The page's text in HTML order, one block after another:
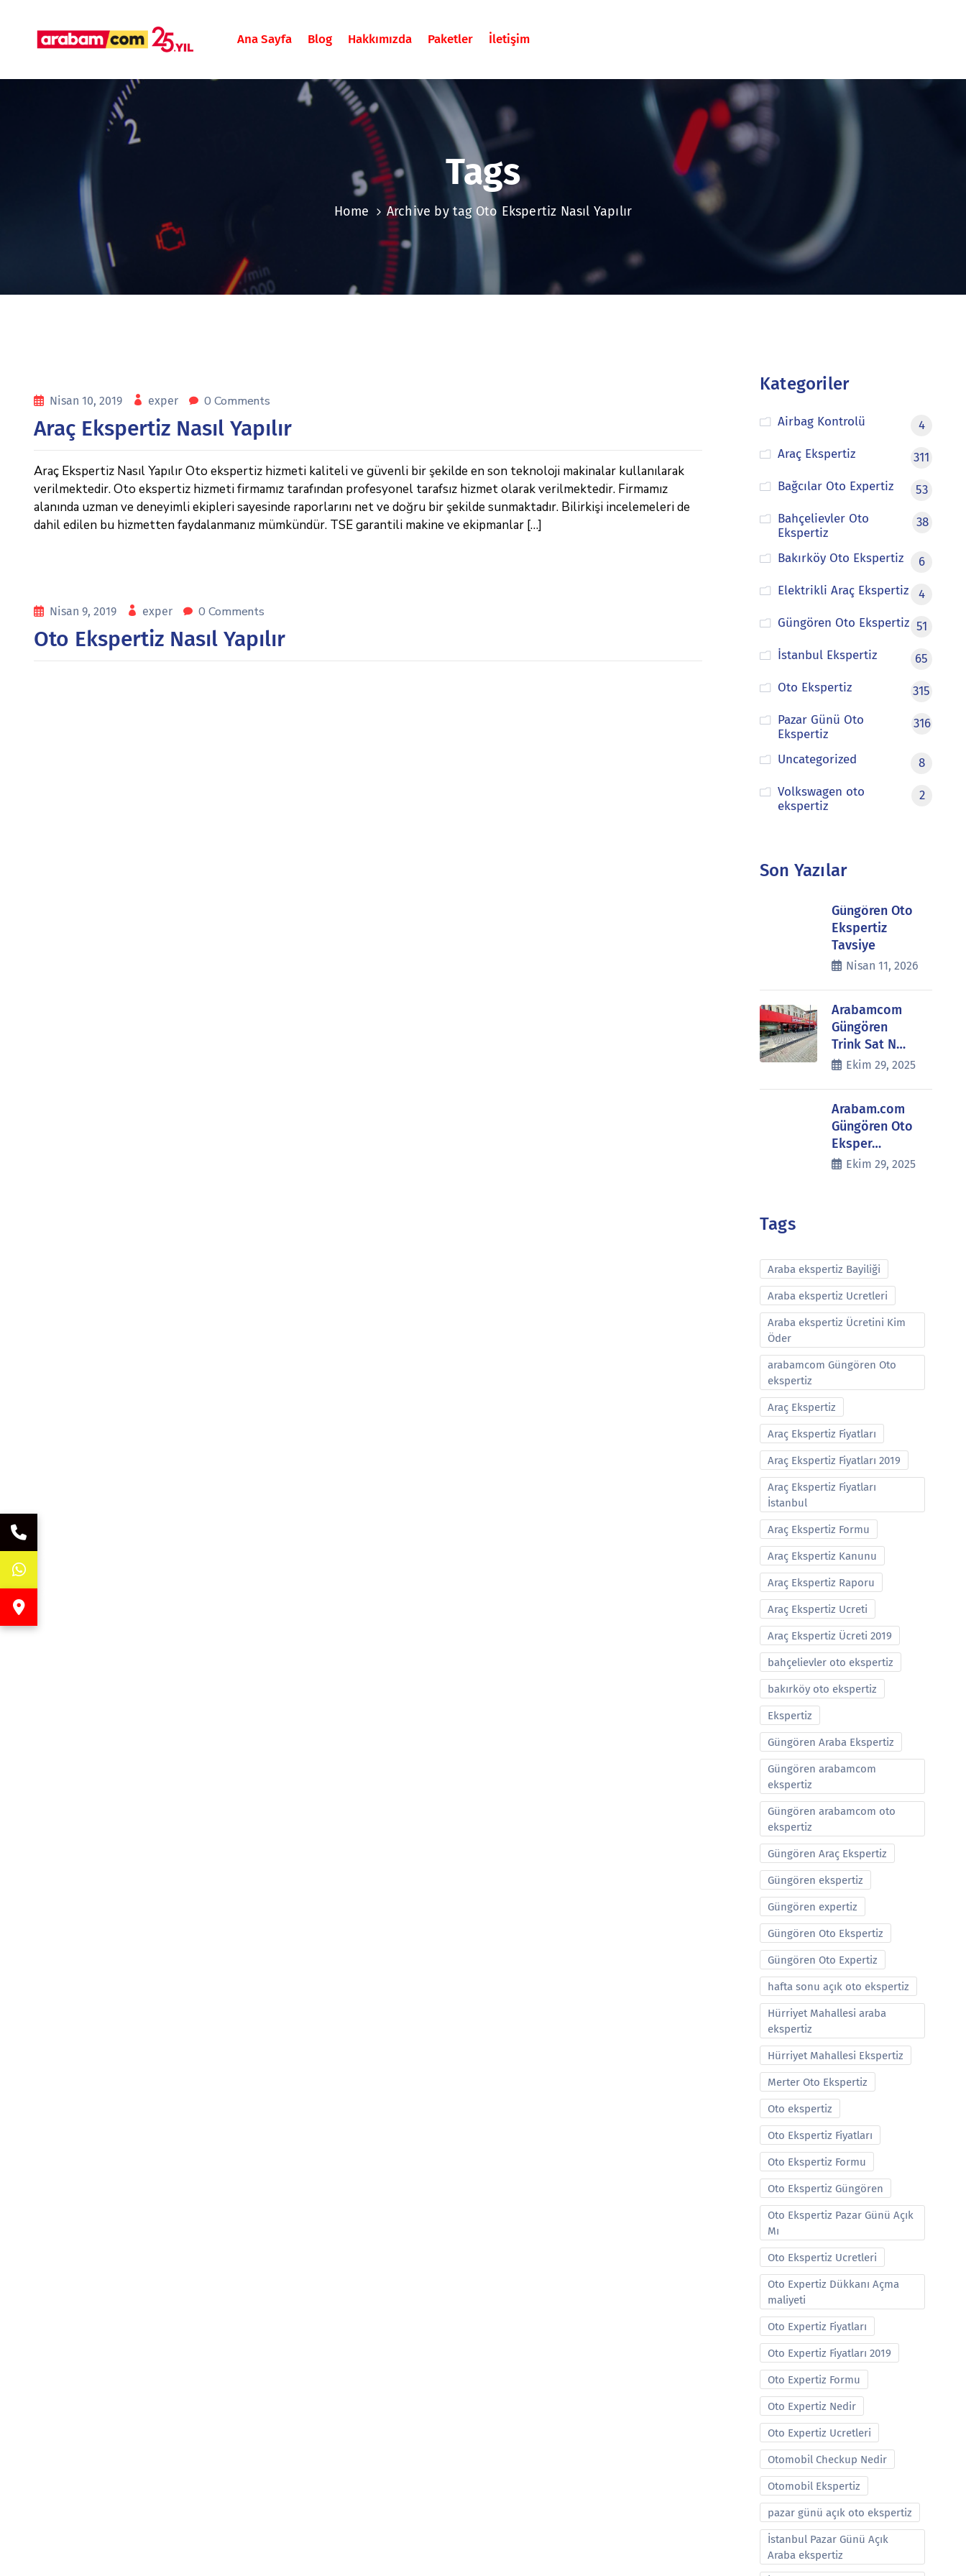
Ana Sayfa Blog Hakkımızda Paketler İletişim
Tags
Home Archive by tag Oto Ekspertiz Nasıl Yapılır
Nisan 10, 2019 exper 0 Comments
Araç Ekspertiz Nasıl Yapılır
Araç Ekspertiz Nasıl Yapılır Oto ekspertiz hizmeti kaliteli ve güvenli bir şekilde en son teknoloji makinalar kullanılarak
verilmektedir. Oto ekspertiz hizmeti firmamız tarafından profesyonel tarafsız hizmet olarak verilmektedir. Firmamız
alanında uzman ve deneyimli ekipleri sayesinde raporlarını net ve doğru bir şekilde sunmaktadır. Bilirkişi incelemeleri de
dahil edilen bu hizmetten faydalanmanız mümkündür. TSE garantili makine ve ekipmanlar […]
Nisan 9, 2019 exper 0 Comments
Oto Ekspertiz Nasıl Yapılır
Kategoriler
Airbag Kontrolü
4
Araç Ekspertiz
311
Bağcılar Oto Expertiz
53
Bahçelievler Oto
Ekspertiz
38
Bakırköy Oto Ekspertiz
6
Elektrikli Araç Ekspertiz
4
Güngören Oto Ekspertiz 51
İstanbul Ekspertiz
65
Oto Ekspertiz
315
Pazar Günü Oto
Ekspertiz
316
Uncategorized
8
Volkswagen oto
ekspertiz
2
Son Yazılar
Güngören Oto
Ekspertiz
Tavsiye
Nisan 11, 2026
Arabamcom
Güngören
Trink Sat N…
Ekim 29, 2025
Arabam.com
Güngören Oto
Eksper…
Ekim 29, 2025
Tags
Araba ekspertiz Bayiliği
Araba ekspertiz Ucretleri
Araba ekspertiz Ücretini Kim
Öder
arabamcom Güngören Oto
ekspertiz
Araç Ekspertiz
Araç Ekspertiz Fiyatları
Araç Ekspertiz Fiyatları 2019
Araç Ekspertiz Fiyatları
İstanbul
Araç Ekspertiz Formu
Araç Ekspertiz Kanunu
Araç Ekspertiz Raporu
Araç Ekspertiz Ucreti
Araç Ekspertiz Ücreti 2019
bahçelievler oto ekspertiz
bakırköy oto ekspertiz
Ekspertiz
Güngören Araba Ekspertiz
Güngören arabamcom
ekspertiz
Güngören arabamcom oto
ekspertiz
Güngören Araç Ekspertiz
Güngören ekspertiz
Güngören expertiz
Güngören Oto Ekspertiz
Güngören Oto Expertiz
hafta sonu açık oto ekspertiz
Hürriyet Mahallesi araba
ekspertiz
Hürriyet Mahallesi Ekspertiz
Merter Oto Ekspertiz
Oto ekspertiz
Oto Ekspertiz Fiyatları
Oto Ekspertiz Formu
Oto Ekspertiz Güngören
Oto Ekspertiz Pazar Günü Açık
Mı
Oto Ekspertiz Ucretleri
Oto Expertiz Dükkanı Açma
maliyeti
Oto Expertiz Fiyatları
Oto Expertiz Fiyatları 2019
Oto Expertiz Formu
Oto Expertiz Nedir
Oto Expertiz Ucretleri
Otomobil Checkup Nedir
Otomobil Ekspertiz
pazar günü açık oto ekspertiz
İstanbul Pazar Günü Açık
Araba ekspertiz